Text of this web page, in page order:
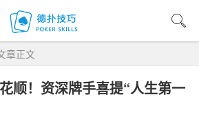
章正文
顺！资深牌手喜提“人生第一